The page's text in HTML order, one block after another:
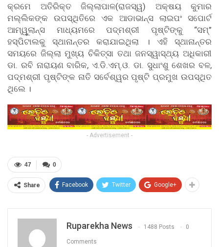
କ୍ରମେ ଅତିରିକ୍ତ ଜିଲ୍ଲାପାଳ(ରାଜସ୍ୱ) ଅକ୍ଷୟ କୁମାର
ମଲ୍ଲିକଙ୍କ ଉପସ୍ଥିତିରେ ଏକ ଆଡାଭାନ୍ସ ଲାଇପଂ ସପୋର୍ଟ
ଆମ୍ୱୁଲାନ୍ସ ମାଧ୍ୟମରେ ପଦ୍ମଶ୍ରୀ ପୃଷ୍ଟିଙ୍କୁ “ସମ୍”
ହସ୍ପିଟାଲକୁ ସ୍ଥାନାନ୍ତର କରାଯାଇଥିଲା । ଏହି ସ୍ଥାନାନ୍ତର
ସମୟରେ ଜିଲ୍ଲା ମୁଖ୍ୟ ଚିକିତ୍ସା ତଥା ଜନସ୍ୱାସ୍ଥ୍ୟ ଅଧିକାରୀ
ଡା. ରବି ନାରାୟଣ ବାରିକ, ଏ.ଡି.ଏମ୍.ଓ. ଡା. ସୁଧାଂଶୁ ଶେଖର ବଳ,
ପଦ୍ମଶ୍ରୀ ପୃଷ୍ଟିଙ୍କ ନାତି ସର୍ବେଶ୍ୱର ପୃଷ୍ଟି ପ୍ରମୁଖ ଉପସ୍ଥିତ
ଥିଲେ ।
- Advertisement -
0
47
Share Facebook Twitter Google+
Ruparekha News 1488 Posts 0
Comments